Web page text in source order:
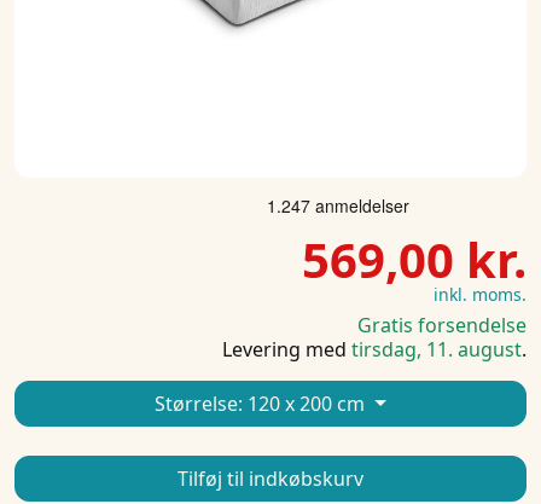
569,00 kr.
inkl. moms.
Gratis forsendelse
Levering med tirsdag, 11. august.
Størrelse: 120 x 200 cm
Tilføj til indkøbskurv